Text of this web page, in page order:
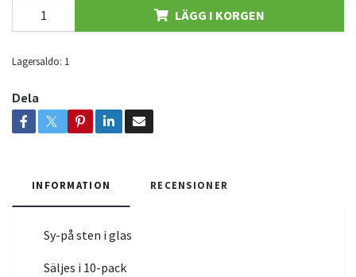
LÄGG I KORGEN
Lagersaldo: 1
Dela
INFORMATION RECENSIONER
Sy-på sten i glas
Säljes i 10-pack